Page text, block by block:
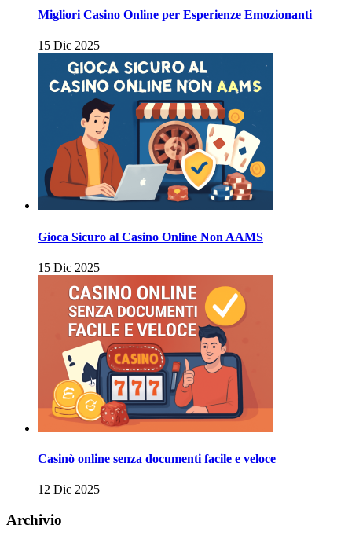
Migliori Casino Online per Esperienze Emozionanti
15 Dic 2025
Gioca Sicuro al Casino Online Non AAMS
15 Dic 2025
Casinò online senza documenti facile e veloce
12 Dic 2025
Archivio